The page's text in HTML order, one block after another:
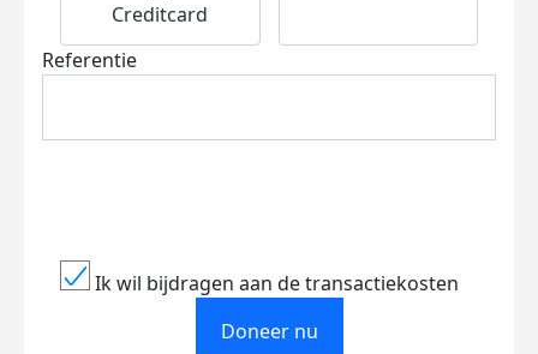
Creditcard
Referentie
Ik wil bijdragen aan de transactiekosten
Doneer nu